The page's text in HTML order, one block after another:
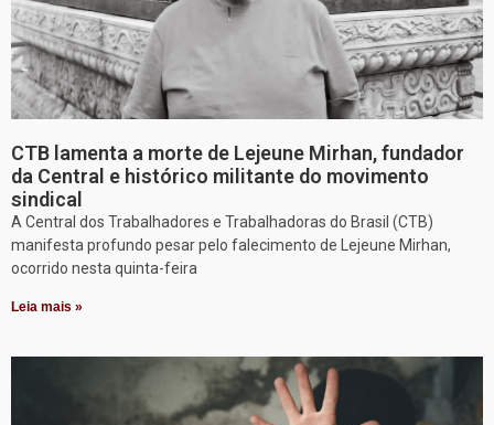
CTB lamenta a morte de Lejeune Mirhan, fundador
da Central e histórico militante do movimento
sindical
A Central dos Trabalhadores e Trabalhadoras do Brasil (CTB)
manifesta profundo pesar pelo falecimento de Lejeune Mirhan,
ocorrido nesta quinta-feira
Leia mais »